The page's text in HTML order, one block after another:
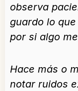
observa
guardo lo
por si algo
Hace más o
notar ruidos